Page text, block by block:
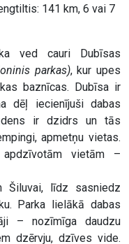
141 km, 6 vai 7
ved cauri Dubīsas
parkas), kur upes
baznīcas. Dubīsa ir
dēļ iecienījuši dabas
ir dzidrs un tās
apmetņu vietas.
vietām –
Šiluvai, līdz sasniedz
Parka lielākā dabas
– nozīmīga daudzu
dzērvju, dzīves vide.